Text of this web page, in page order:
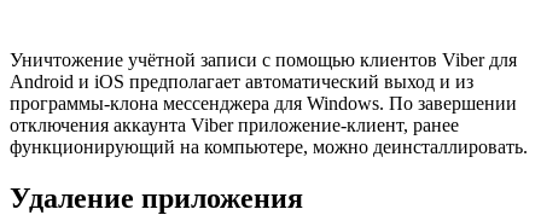
Уничтожение учётной записи с помощью клиентов Viber для
Android и iOS предполагает автоматический выход и из
программы-клона мессенджера для Windows. По завершении
отключения аккаунта Viber приложение-клиент, ранее
функционирующий на компьютере, можно деинсталлировать.
Удаление приложения